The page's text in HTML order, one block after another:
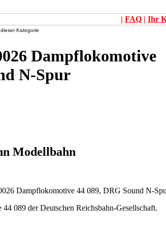
| FAQ| Ihr
Kategorie
Dampflokomotive
N-Spur
Modellbahn
Dampflokomotive 44 089, DRG Sound N-
089 der Deutschen Reichsbahn-Gesellschaft.